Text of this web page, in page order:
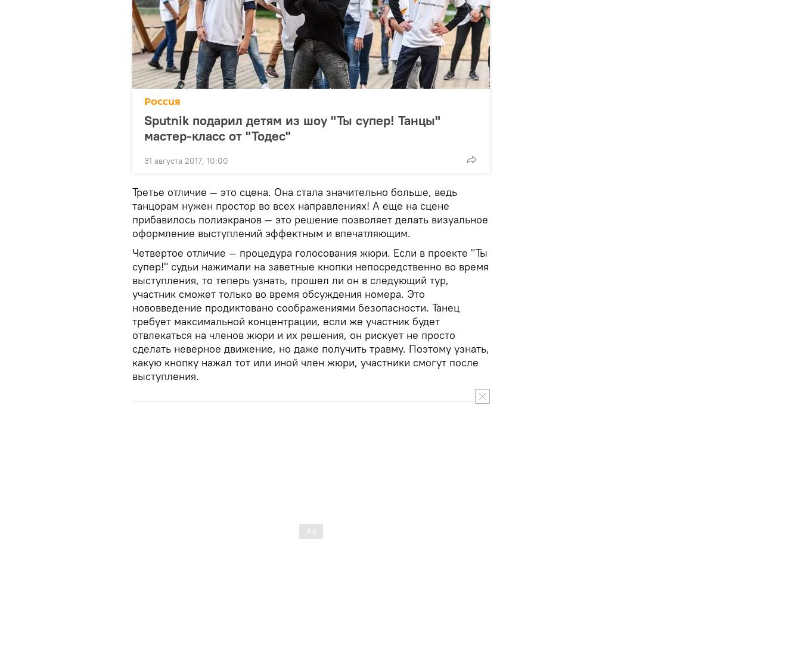
Россия
Sputnik подарил детям из шоу "Ты супер! Танцы"
мастер-класс от "Тодес"
31 августа 2017, 10:00
Третье отличие — это сцена. Она стала значительно больше, ведь
танцорам нужен простор во всех направлениях! А еще на сцене
прибавилось полиэкранов — это решение позволяет делать визуальное
оформление выступлений эффектным и впечатляющим.
Четвертое отличие — процедура голосования жюри. Если в проекте "Ты
супер!" судьи нажимали на заветные кнопки непосредственно во время
выступления, то теперь узнать, прошел ли он в следующий тур,
участник сможет только во время обсуждения номера. Это
нововведение продиктовано соображениями безопасности. Танец
требует максимальной концентрации, если же участник будет
отвлекаться на членов жюри и их решения, он рискует не просто
сделать неверное движение, но даже получить травму. Поэтому узнать,
какую кнопку нажал тот или иной член жюри, участники смогут после
выступления.